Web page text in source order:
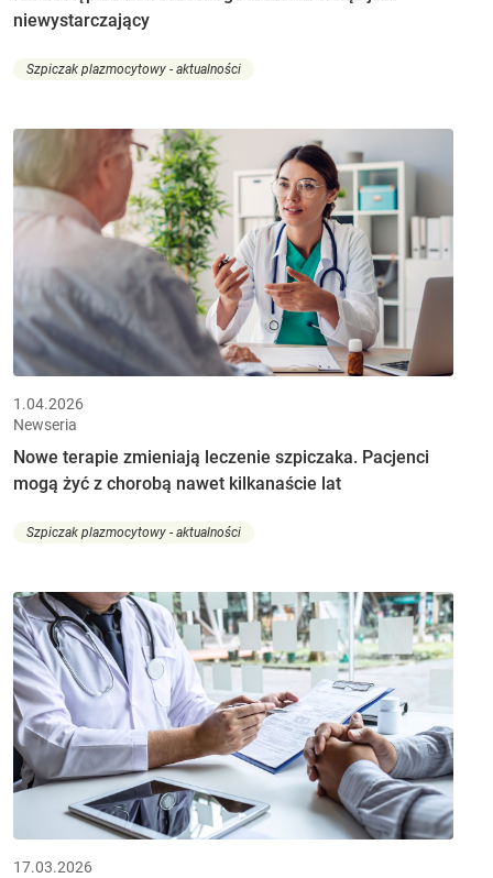
niewystarczający
Szpiczak plazmocytowy - aktualności
1.04.2026
Newseria
Nowe terapie zmieniają leczenie szpiczaka. Pacjenci
mogą żyć z chorobą nawet kilkanaście lat
Szpiczak plazmocytowy - aktualności
17.03.2026